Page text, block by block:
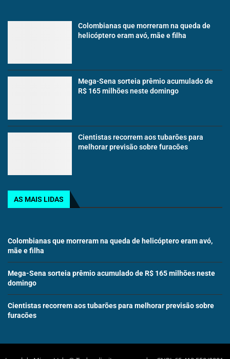
Colombianas que morreram na queda de
helicóptero eram avó, mãe e filha
Mega-Sena sorteia prêmio acumulado de
R$ 165 milhões neste domingo
Cientistas recorrem aos tubarões para
melhorar previsão sobre furacões
AS MAIS LIDAS
Colombianas que morreram na queda de helicóptero eram avó,
mãe e filha
Mega-Sena sorteia prêmio acumulado de R$ 165 milhões neste
domingo
Cientistas recorrem aos tubarões para melhorar previsão sobre
furacões